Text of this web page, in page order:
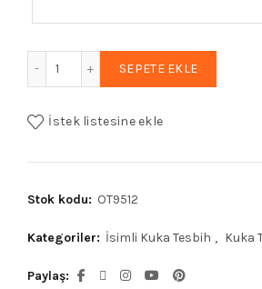
SEPETE EKLE
İstek listesine ekle
Stok kodu: OT9512
Kategoriler: İsimli Kuka Tesbih , Kuka
Paylaş